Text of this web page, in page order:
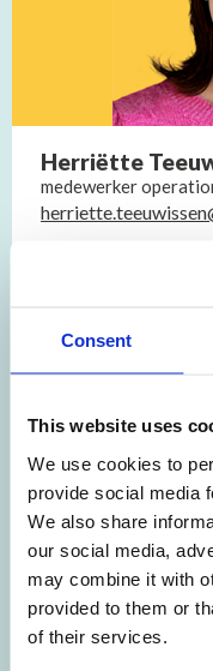
Consent
This website uses
We use cookies to
provide social media
We also share
our social media,
may combine it with
provided to them or
of their services.
Herriëtte
medewerker
"Toen ik bij Weee
afval. Het is mooi om